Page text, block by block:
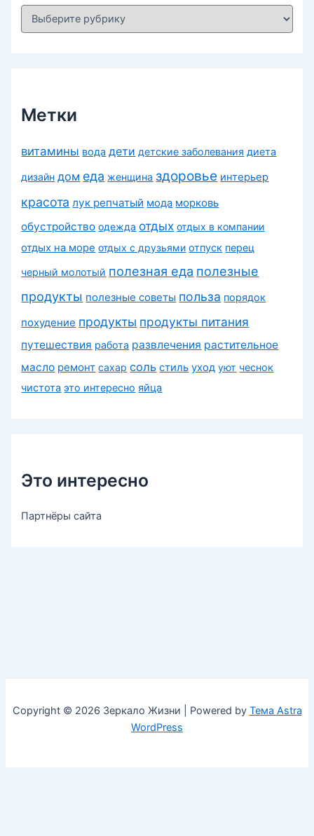
Р
Метки
витамины вода дети детские заболевания диета
дизайн дом еда женщина здоровье интерьер
красота лук репчатый мода морковь
обустройство одежда отдых отдых в компании
отдых на море отдых с друзьями отпуск перец
черный молотый полезная еда полезные
продукты полезные советы польза порядок
похудение продукты продукты питания
путешествия работа развлечения растительное
масло ремонт сахар соль стиль уход уют чеснок
чистота это интересно яйца
Это интересно
Партнёры сайта
Copyright © 2026 Зеркало Жизни | Powered by Тема Astra
WordPress